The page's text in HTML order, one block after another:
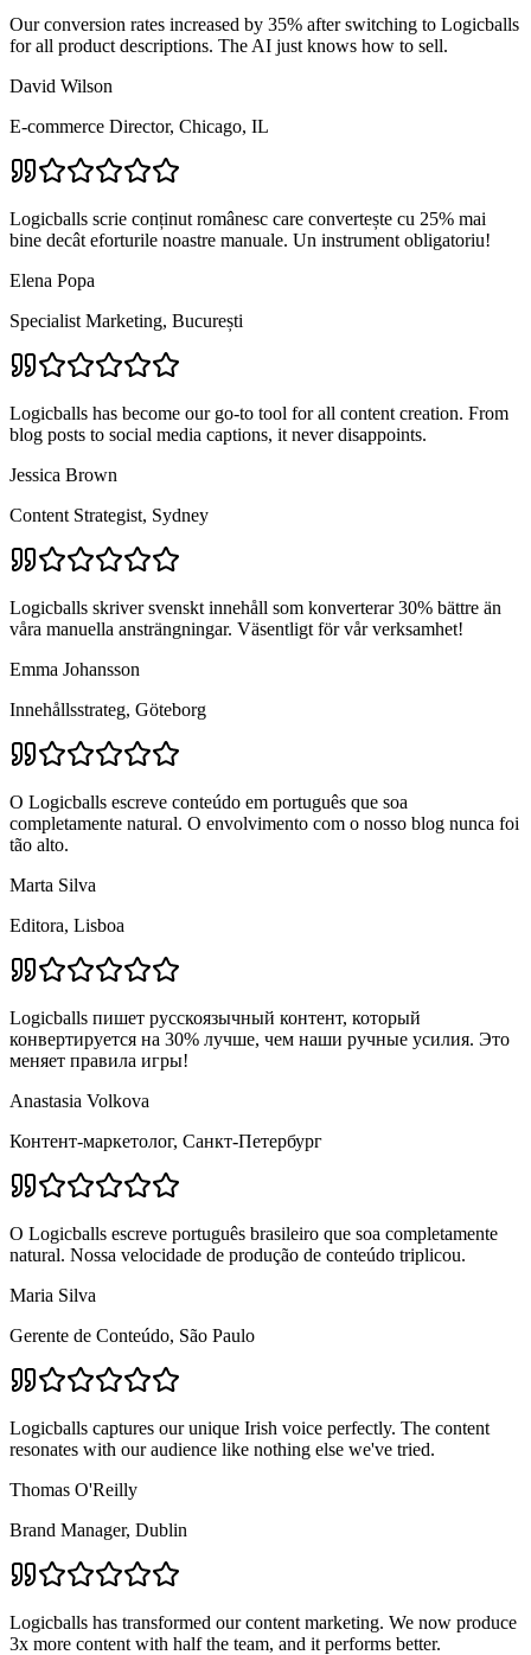
Our conversion rates increased by 35% after switching to Logicballs
for all product descriptions. The AI just knows how to sell.
David Wilson
E-commerce Director, Chicago, IL
Logicballs scrie conținut românesc care convertește cu 25% mai
bine decât eforturile noastre manuale. Un instrument obligatoriu!
Elena Popa
Specialist Marketing, București
Logicballs has become our go-to tool for all content creation. From
blog posts to social media captions, it never disappoints.
Jessica Brown
Content Strategist, Sydney
Logicballs skriver svenskt innehåll som konverterar 30% bättre än
våra manuella ansträngningar. Väsentligt för vår verksamhet!
Emma Johansson
Innehållsstrateg, Göteborg
O Logicballs escreve conteúdo em português que soa
completamente natural. O envolvimento com o nosso blog nunca foi
tão alto.
Marta Silva
Editora, Lisboa
Logicballs пишет русскоязычный контент, который
конвертируется на 30% лучше, чем наши ручные усилия. Это
меняет правила игры!
Anastasia Volkova
Контент-маркетолог, Санкт-Петербург
O Logicballs escreve português brasileiro que soa completamente
natural. Nossa velocidade de produção de conteúdo triplicou.
Maria Silva
Gerente de Conteúdo, São Paulo
Logicballs captures our unique Irish voice perfectly. The content
resonates with our audience like nothing else we've tried.
Thomas O'Reilly
Brand Manager, Dublin
Logicballs has transformed our content marketing. We now produce
3x more content with half the team, and it performs better.